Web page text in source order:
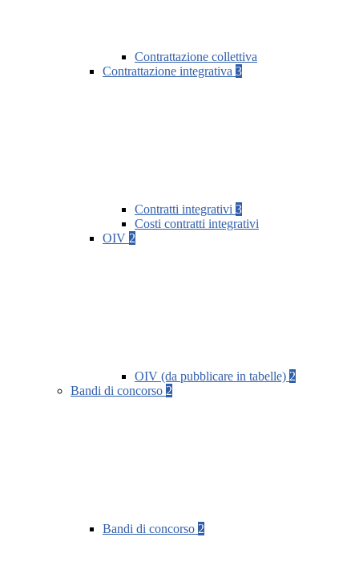
Contrattazione collettiva
Contrattazione integrativa 3
Contratti integrativi 3
Costi contratti integrativi
OIV 2
OIV (da pubblicare in tabelle) 2
Bandi di concorso 2
Bandi di concorso 2